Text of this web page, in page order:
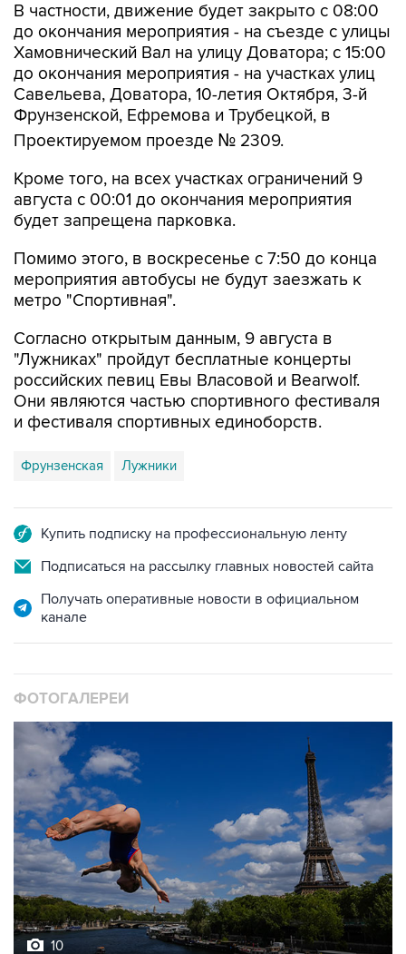
В частности, движение будет закрыто с 08:00
до окончания мероприятия - на съезде с улицы
Хамовнический Вал на улицу Доватора; с 15:00
до окончания мероприятия - на участках улиц
Савельева, Доватора, 10-летия Октября, 3-й
Фрунзенской, Ефремова и Трубецкой, в
Проектируемом проезде № 2309.
Кроме того, на всех участках ограничений 9
августа с 00:01 до окончания мероприятия
будет запрещена парковка.
Помимо этого, в воскресенье с 7:50 до конца
мероприятия автобусы не будут заезжать к
метро "Спортивная".
Согласно открытым данным, 9 августа в
"Лужниках" пройдут бесплатные концерты
российских певиц Евы Власовой и Bearwolf.
Они являются частью спортивного фестиваля
и фестиваля спортивных единоборств.
Фрунзенская Лужники
Купить подписку на профессиональную ленту
Подписаться на рассылку главных новостей сайта
Получать оперативные новости в официальном
канале
ФОТОГАЛЕРЕИ
10